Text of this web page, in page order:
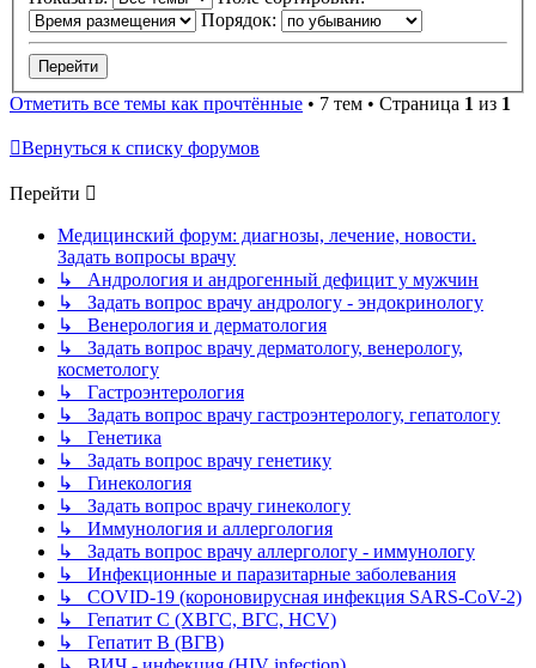
Порядок:
Отметить все темы как прочтённые • 7 тем • Страница 1 из 1
Вернуться к списку форумов
Перейти
Медицинский форум: диагнозы, лечение, новости.
Задать вопросы врачу
↳ Андрология и андрогенный дефицит у мужчин
↳ Задать вопрос врачу андрологу - эндокринологу
↳ Венерология и дерматология
↳ Задать вопрос врачу дерматологу, венерологу,
косметологу
↳ Гастроэнтерология
↳ Задать вопрос врачу гастроэнтерологу, гепатологу
↳ Генетика
↳ Задать вопрос врачу генетику
↳ Гинекология
↳ Задать вопрос врачу гинекологу
↳ Иммунология и аллергология
↳ Задать вопрос врачу аллергологу - иммунологу
↳ Инфекционные и паразитарные заболевания
↳ COVID-19 (короновирусная инфекция SARS-CoV-2)
↳ Гепатит C (ХВГС, ВГС, HCV)
↳ Гепатит B (ВГВ)